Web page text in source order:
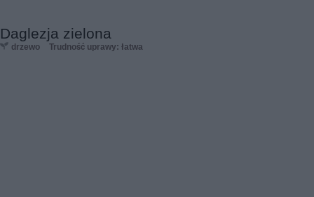
Daglezja zielona
drzewo Trudność uprawy: łatwa